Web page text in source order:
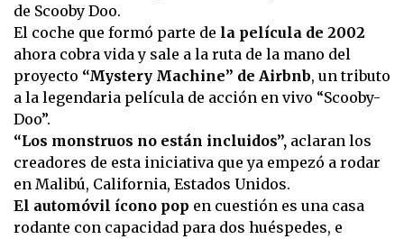
de Scooby Doo.
El coche que formó parte de la película de 2002
ahora cobra vida y sale a la ruta de la mano del
proyecto “Mystery Machine” de Airbnb, un tributo
a la legendaria película de acción en vivo “Scooby-
Doo”.
“Los monstruos no están incluidos”, aclaran los
creadores de esta iniciativa que ya empezó a rodar
en Malibú, California, Estados Unidos.
El automóvil ícono pop en cuestión es una casa
rodante con capacidad para dos huéspedes, e